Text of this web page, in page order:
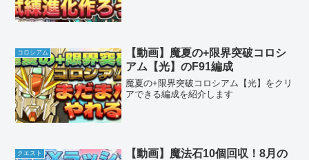
コロシアム
【動画】魔夏の+限界突破コロシ
アム【光】のF91編成
魔夏の+限界突破コロシアム【光】をクリ
アできる編成を紹介します
クエスト
【動画】魔法石10個回収！8月の